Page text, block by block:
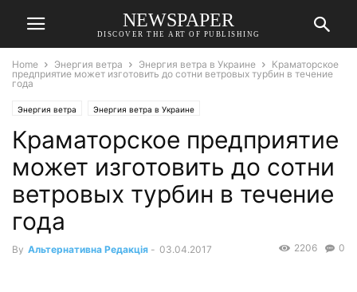
NEWSPAPER
DISCOVER THE ART OF PUBLISHING
Home Энергия ветра Энергия ветра в Украине
Краматорское
предприятие может изготовить до сотни ветровых турбин в течение
года
Энергия ветра Энергия ветра в Украине
Краматорское предприятие
может изготовить до сотни
ветровых турбин в течение
года
By Альтернативна Редакція - 03.04.2017 0
2206